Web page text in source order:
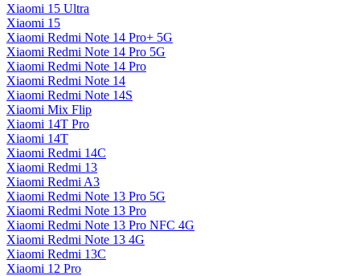
Xiaomi 15 Ultra
Xiaomi 15
Xiaomi Redmi Note 14 Pro+ 5G
Xiaomi Redmi Note 14 Pro 5G
Xiaomi Redmi Note 14 Pro
Xiaomi Redmi Note 14
Xiaomi Redmi Note 14S
Xiaomi Mix Flip
Xiaomi 14T Pro
Xiaomi 14T
Xiaomi Redmi 14C
Xiaomi Redmi 13
Xiaomi Redmi A3
Xiaomi Redmi Note 13 Pro 5G
Xiaomi Redmi Note 13 Pro
Xiaomi Redmi Note 13 Pro NFC 4G
Xiaomi Redmi Note 13 4G
Xiaomi Redmi 13C
Xiaomi 12 Pro